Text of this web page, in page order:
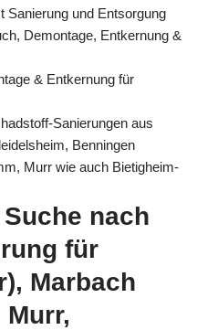
Sanierung und Entsorgung
Demontage, Entkernung &
& Entkernung für
Sanierungen aus
Benningen
Murr wie auch Bietigheim-
nach
für
Marbach
Murr,